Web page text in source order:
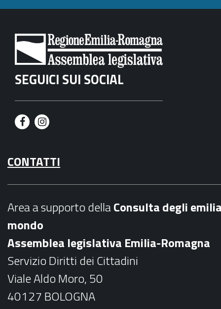
SEGUICI SUI SOCIAL
F
c
e
o
k
I
s
t
r
a
m
CONTATTI
Area a supporto dellaConsulta degli
mondo
Assemblea legislativa Emilia-Romagna
Servizio Diritti dei Cittadini
Viale Aldo Moro, 50
40127 BOLOGNA